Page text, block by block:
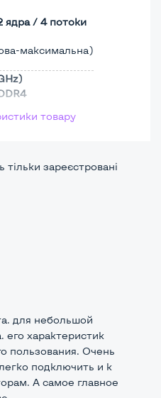
ядра / 4 потоки
максимальна)
блоку
товару
зареєстровані
для небольшой
его характеристик
пользования. Очень
подключить и к
А самое главное